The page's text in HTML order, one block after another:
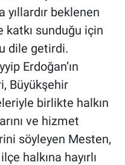
yıllardır beklenen
sunduğu için
dile getirdi.
Erdoğan’ın
Büyükşehir
birlikte halkın
ve hizmet
söyleyen Mesten,
halkına hayırlı